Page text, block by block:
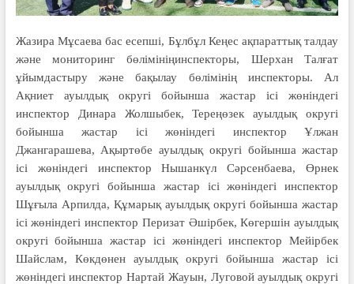
Жазира Мұсаева бас есепші, Бұлбұл Кеңес ақпараттық талдау
және мониторинг бөлімініңинспекторы, Шерхан Талғат
ұйымдастыру және бақылау бөлімінің инспекторы. Ал
Ақниет ауылдық округі бойынша жастар ісі жөніндегі
инспектор Динара Жолшыбек, Тереңөзек ауылдық округі
бойынша жастар ісі жөніндегі инспектор Ұлжан
Джангарашева, Ақыртөбе ауылдық округі бойынша жастар
ісі жөніндегі инспектор Нышанкүл Сәрсенбаева, Өрнек
ауылдық округі бойынша жастар ісі жөніндегі инспектор
Шұғыла Арпилда, Құмарық ауылдық округі бойынша жастар
ісі жөніндегі инспектор Перизат Әшірбек, Көгершін ауылдық
округі бойынша жастар ісі жөніндегі инспектор Мейірбек
Шайслам, Көкдөнен ауылдық округі бойынша жастар ісі
жөніндегі инспектор Нартай Жауын, Луговой ауылдық округі